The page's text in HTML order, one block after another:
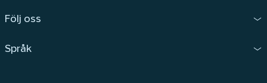
Följ oss
Språk